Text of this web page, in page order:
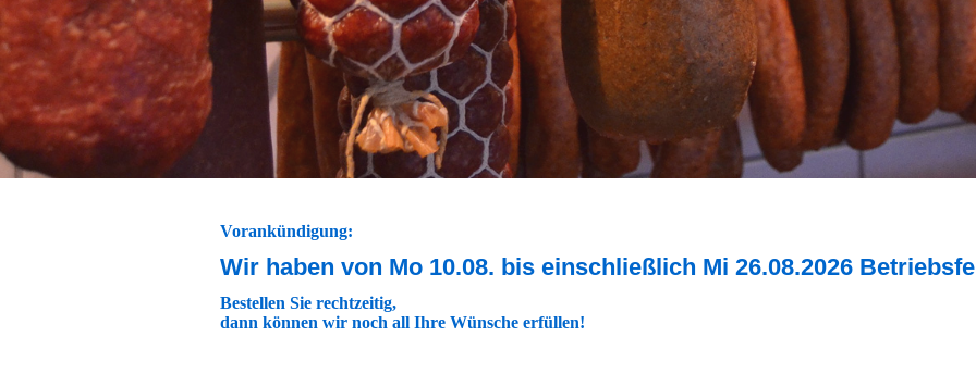
Vorankündigung:
Wir haben von Mo 10.08. bis einschließlich Mi 26.08.2026
Bestellen Sie rechtzeitig,
dann können wir noch all Ihre Wünsche erfüllen!